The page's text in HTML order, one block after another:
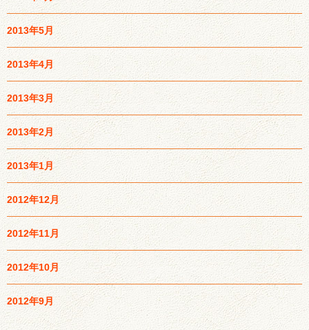
2013年5月
2013年4月
2013年3月
2013年2月
2013年1月
2012年12月
2012年11月
2012年10月
2012年9月